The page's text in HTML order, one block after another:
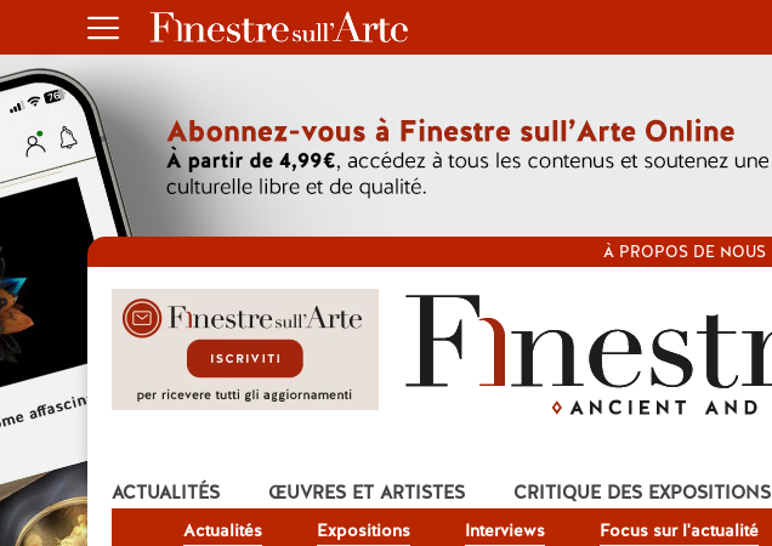
À PROPOS DE NOUS
ACTUALITÉS
Actualités Expositions Interviews Focus sur l'actualité
ŒUVRES ET ARTISTES CRITIQUE DES EXPOSITIONS